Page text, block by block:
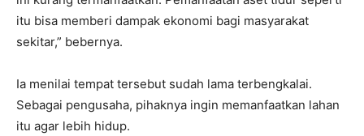
itu bisa memberi dampak ekonomi bagi masyarakat
sekitar,” bebernya.
Ia menilai tempat tersebut sudah lama terbengkalai.
Sebagai pengusaha, pihaknya ingin memanfaatkan lahan
itu agar lebih hidup.